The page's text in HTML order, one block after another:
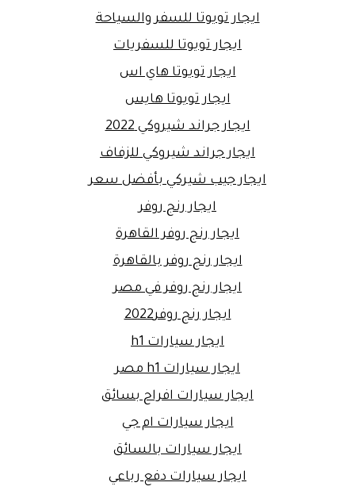
ايجار تويوتا للسفر والسياحة
ايجار تويوتا للسفريات
ايجار تويوتا هاي اس
ايجار تويوتا هايس
ايجار جراند شيروكي 2022
ايجار جراند شيروكي للزفاف
ايجار جيب شيركي بأفضل سعر
ايجار رنج روفر
ايجار رنج روفر القاهرة
ايجار رنج روفر بالقاهرة
ايجار رنج روفر في مصر
ايجار رنج روفر2022
ايجار سيارات h1
ايجار سيارات h1 مصر
ايجار سيارات افراح بسائق
ايجار سيارات ام جي
ايجار سيارات بالسائق
ايجار سيارات دفع رباعي